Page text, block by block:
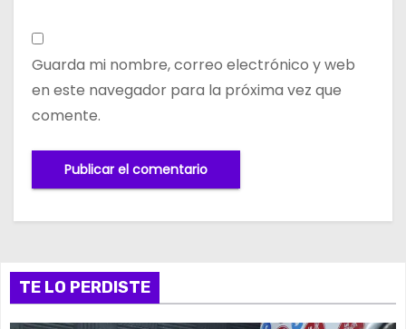
Guarda mi nombre, correo electrónico y web
en este navegador para la próxima vez que
comente.
TE LO PERDISTE